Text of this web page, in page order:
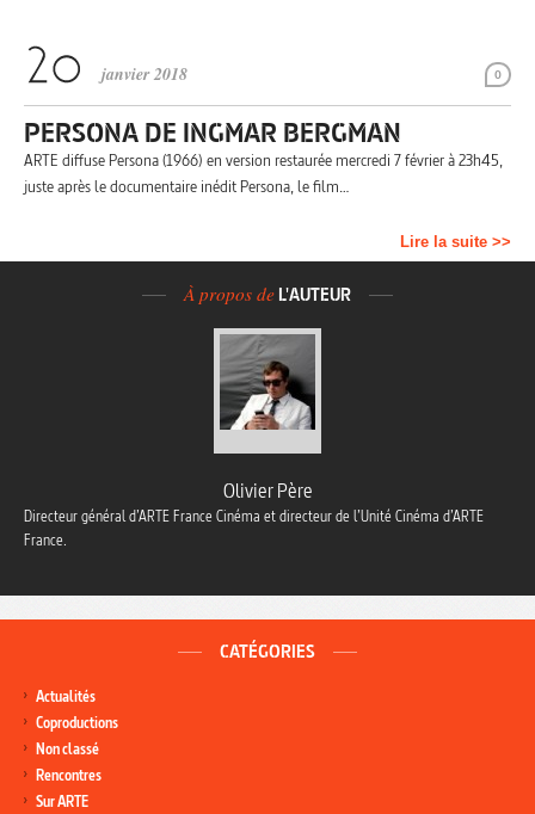
0
janvier 2018
PERSONA DE INGMAR BERGMAN
ARTE diffuse Persona (1966) en version restaurée mercredi 7 février à 23h45,
juste après le documentaire inédit Persona, le film…
Lire la suite >>
À propos de L'AUTEUR
Olivier Père
Directeur général d’ARTE France Cinéma et directeur de l’Unité Cinéma d’ARTE
France.
CATÉGORIES
Actualités
Coproductions
Non classé
Rencontres
Sur ARTE